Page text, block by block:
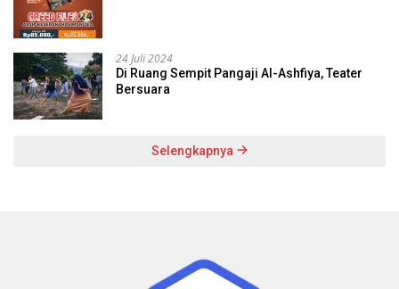
24 Juli 2024
Di Ruang Sempit Pangaji Al-Ashfiya, Teater
Bersuara
Selengkapnya